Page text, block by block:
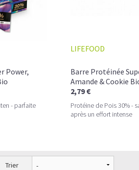
Power,
- parfaite
LIFEFOOD
Barre Protéinée
Amande & Cookie
2,79 €
Protéine de Pois 30% -
après un effort intense
Trier